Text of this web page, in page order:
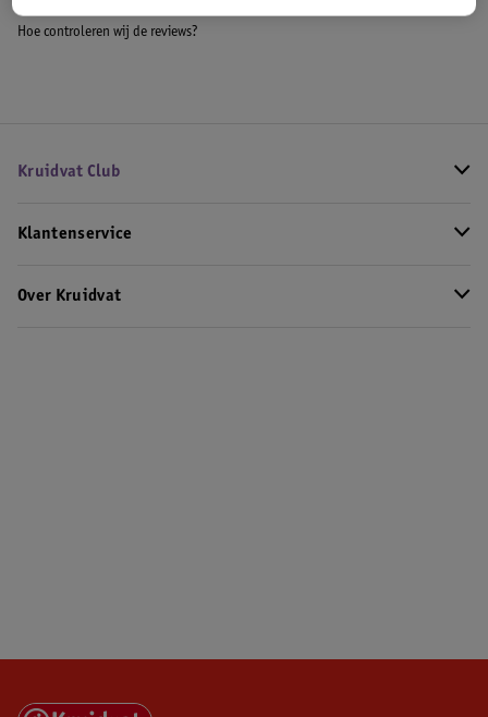
Hoe controleren wij de reviews?
Kruidvat Club
Klantenservice
Over Kruidvat